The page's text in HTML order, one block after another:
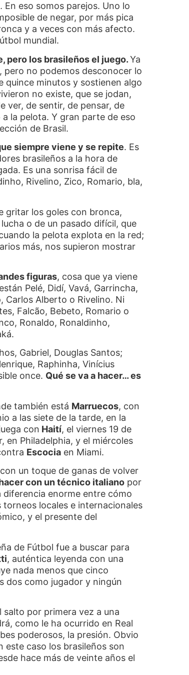
eso somos parejos. Uno lo
de negar, por más pica
y a veces con más afecto.
mundial.
pero los brasileños el juego.Ya
no podemos desconocer lo
quince minutos y sostienen algo
no existe, que se jodan,
ver, de sentir, de pensar, de
la pelota. Y gran parte de eso
de Brasil.
siempre viene y se repite. Es
brasileños a la hora de
Es una sonrisa fácil de
Rivelino, Zico, Romario, bla,
gritar los goles con bronca,
o de un pasado difícil, que
la pelota explota en la red;
más, nos supieron mostrar
figuras, cosa que ya viene
Pelé, Didí, Vavá, Garrincha,
Carlos Alberto o Rivelino. Ni
Falcão, Bebeto, Romario o
Ronaldo, Ronaldinho,
Gabriel, Douglas Santos;
Raphinha, Vinícius
once. Qué se va a hacer… es
también está Marruecos, con
a las siete de la tarde, en la
con Haití, el viernes 19 de
en Philadelphia, y el miércoles
Escocia en Miami.
un toque de ganas de volver
con un técnico italiano por
diferencia enorme entre cómo
torneos locales e internacionales
y el presente del
de Fútbol fue a buscar para
, auténtica leyenda con una
nada menos que cinco
dos como jugador y ningún
salto por primera vez a una
como le ha ocurrido en Real
poderosos, la presión. Obvio
este caso los brasileños son
hace más de veinte años el